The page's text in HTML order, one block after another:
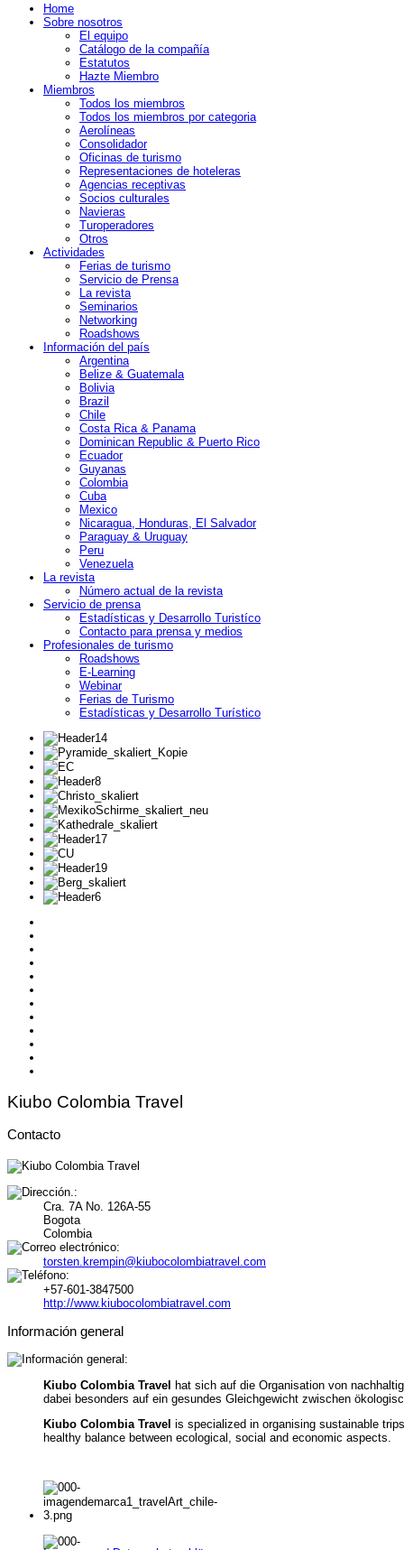
Home
Sobre nosotros
El equipo
Catálogo de la compañía
Estatutos
Hazte Miembro
Miembros
Todos los miembros
Todos los miembros por categoria
Aerolíneas
Consolidador
Oficinas de turismo
Representaciones de hoteleras
Agencias receptivas
Socios culturales
Navieras
Turoperadores
Otros
Actividades
Ferias de turismo
Servicio de Prensa
La revista
Seminarios
Networking
Roadshows
Información del país
Argentina
Belize & Guatemala
Bolivia
Brazil
Chile
Costa Rica & Panama
Dominican Republic & Puerto Rico
Ecuador
Guyanas
Colombia
Cuba
Mexico
Nicaragua, Honduras, El Salvador
Paraguay & Uruguay
Peru
Venezuela
La revista
Número actual de la revista
Servicio de prensa
Estadísticas y Desarrollo Turistíco
Contacto para prensa y medios
Profesionales de turismo
Roadshows
E-Learning
Webinar
Ferias de Turismo
Estadísticas y Desarrollo Turístico
Kiubo Colombia Travel
Contacto
Cra. 7A No. 126A-55
Bogota
Colombia
torsten.krempin@kiubocolombiatravel.com
+57-601-3847500
http://www.kiubocolombiatravel.com
Información general
Kiubo Colombia Travel
hat sich auf die Organisation von
dabei besonders auf ein gesundes Gleichgewicht zwischen
Kiubo Colombia Travel is specialized in organising sustainable
healthy balance between ecological, social and economic aspects.